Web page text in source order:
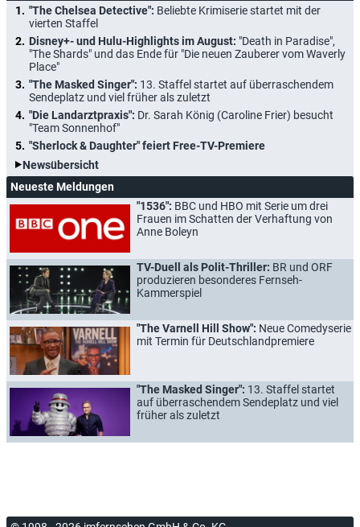
"The Chelsea Detective": Beliebte Krimiserie startet mit der
vierten Staffel
Disney+- und Hulu-Highlights im August: "Death in Paradise",
"The Shards" und das Ende für "Die neuen Zauberer vom Waverly
Place"
"The Masked Singer": 13. Staffel startet auf überraschendem
Sendeplatz und viel früher als zuletzt
"Die Landarztpraxis": Dr. Sarah König (Caroline Frier) besucht
"Team Sonnenhof"
"Sherlock & Daughter" feiert Free-TV-Premiere
Newsübersicht
Neueste Meldungen
"1536": BBC und HBO mit Serie um drei
Frauen im Schatten der Verhaftung von
Anne Boleyn
TV-Duell als Polit-Thriller: BR und ORF
produzieren besonderes Fernseh-
Kammerspiel
"The Varnell Hill Show": Neue Comedyserie
mit Termin für Deutschlandpremiere
"The Masked Singer": 13. Staffel startet
auf überraschendem Sendeplatz und viel
früher als zuletzt